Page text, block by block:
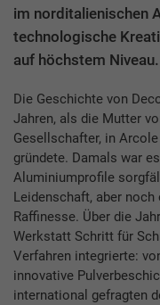
im norditalienischen
technologische
auf höchstem Niveau.
Die Geschichte von
Jahren, als die Mutter
Gesellschafter, in
gründete. Damals war
Aluminiumprofile
Leidenschaft, aber
Raffinesse. Über die
Werkstatt Schritt für
Verfahren integrierte:
innovative
international gefragten